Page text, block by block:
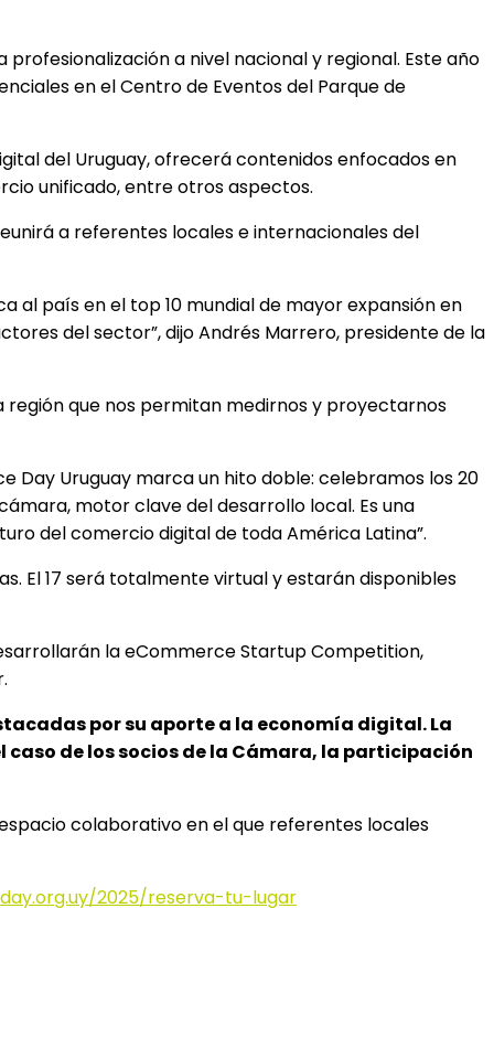
a nivel nacional y regional. Este año
en el Centro de Eventos del Parque de
del Uruguay, ofrecerá contenidos enfocados en
unificado, entre otros aspectos.
a referentes locales e internacionales del
al país en el top 10 mundial de mayor expansión en
del sector”, dijo Andrés Marrero, presidente de la
región que nos permitan medirnos y proyectarnos
Day Uruguay marca un hito doble: celebramos los 20
motor clave del desarrollo local. Es una
del comercio digital de toda América Latina”.
El 17 será totalmente virtual y estarán disponibles
la eCommerce Startup Competition,
por su aporte a la economía digital. La
de los socios de la Cámara, la participación
colaborativo en el que referentes locales
2025/reserva-tu-lugar